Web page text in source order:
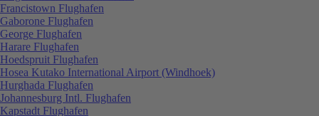
Francistown Flughafen
Gaborone Flughafen
George Flughafen
Harare Flughafen
Hoedspruit Flughafen
Hosea Kutako International Airport (Windhoek)
Hurghada Flughafen
Johannesburg Intl. Flughafen
Kapstadt Flughafen